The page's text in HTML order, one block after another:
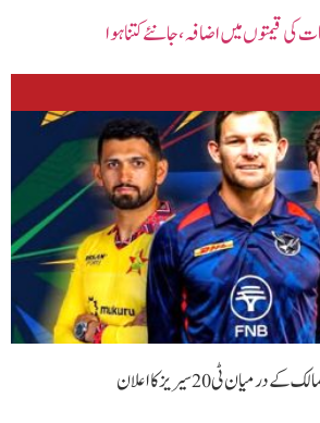
کی قیمتوں میں اضافہ،جا نئے کتنا ہوا